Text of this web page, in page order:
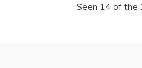
Seen 14 of the